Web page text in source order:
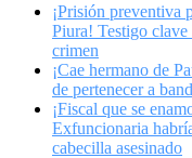
¡Prisión preventiva
Piura! Testigo clave
crimen
¡Cae hermano de
de pertenecer a
¡Fiscal que se
Exfuncionaria
cabecilla asesinado